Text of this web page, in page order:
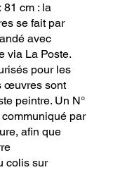
81 cm : la
se fait par
avec
via La Poste.
pour les
œuvres sont
peintre. Un N°
par
afin que
colis sur